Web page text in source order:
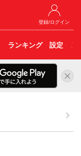
登録/ログイン
ランキング 設定 こ